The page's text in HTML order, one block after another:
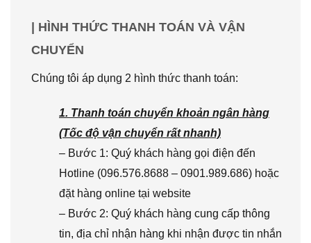
| HÌNH THỨC THANH TOÁN VÀ VẬN
CHUYỂN
Chúng tôi áp dụng 2 hình thức thanh toán:
1. Thanh toán chuyển khoản ngân hàng
(Tốc độ vận chuyển rất nhanh)
– Bước 1: Quý khách hàng gọi điện đến
Hotline (096.576.8688 – 0901.989.686) hoặc
đặt hàng online tại website
– Bước 2: Quý khách hàng cung cấp thông
tin, địa chỉ nhận hàng khi nhận được tin nhắn